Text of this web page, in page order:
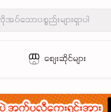
စျေးဆိုင်များ